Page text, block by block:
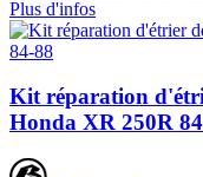
Plus d'infos
Kit réparation
Honda XR 250R